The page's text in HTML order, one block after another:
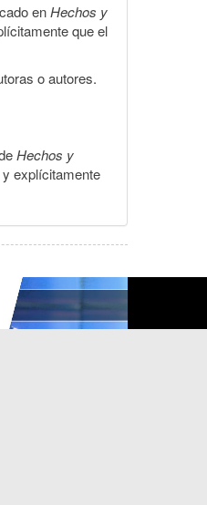
enHechos y
que el
o autores.
Hechos y
explícitamente